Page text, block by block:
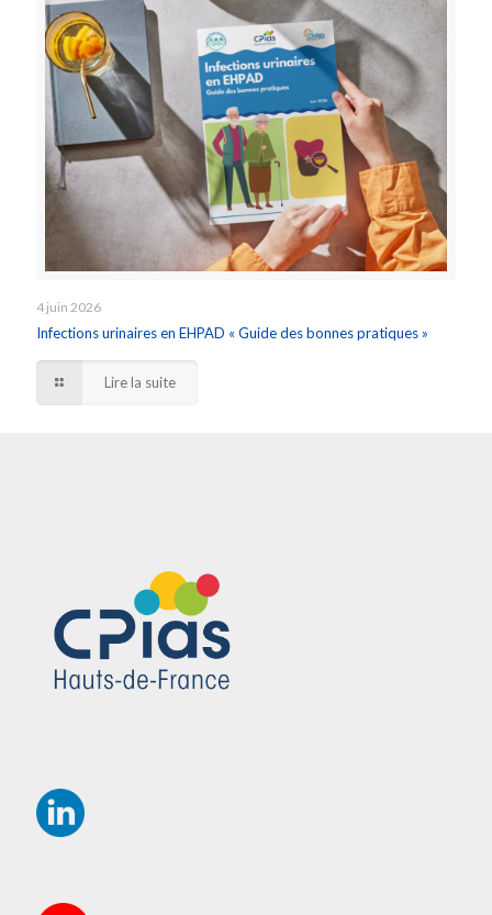
4 juin 2026
Infections urinaires en EHPAD « Guide des bonnes pratiques »
Lire la suite